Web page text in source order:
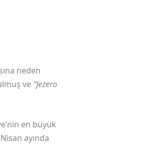
neden
ve “Jezero
en büyük
ayında